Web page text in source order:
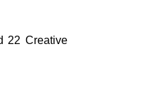
22 Creative